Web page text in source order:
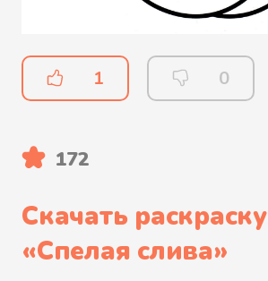
1 0
172
Скачать раскраску
«Спелая слива»